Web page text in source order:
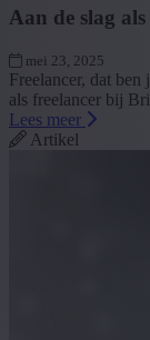
Aan de slag
mei 23, 2025
Freelancer, dat
als freelancer bij
Lees meer
Artikel